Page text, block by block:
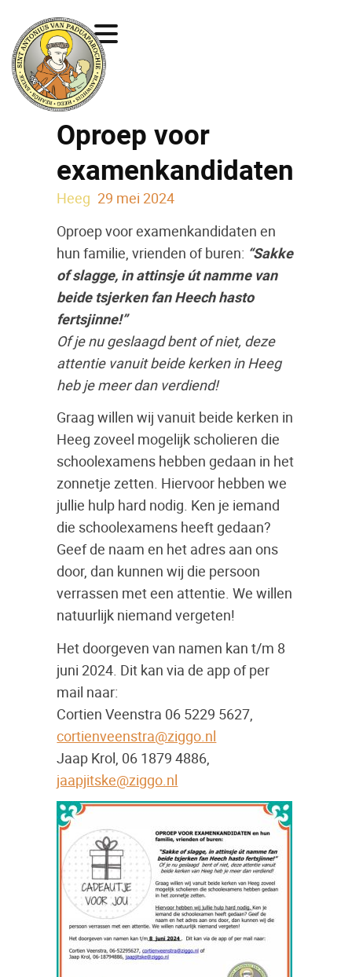
Oproep voor
examenkandidaten
Heeg 29 mei 2024
Oproep voor examenkandidaten en
hun familie, vrienden of buren: “Sakke
of slagge, in attinsje út namme van
beide tsjerken fan Heech hasto
fertsjinne!”
Of je nu geslaagd bent of niet, deze
attentie vanuit beide kerken in Heeg
heb je meer dan verdiend!
Graag willen wij vanuit beide kerken in
Heeg zoveel mogelijk scholieren die
schoolexamens hebben gedaan in het
zonnetje zetten. Hiervoor hebben we
jullie hulp hard nodig. Ken je iemand
die schoolexamens heeft gedaan?
Geef de naam en het adres aan ons
door, dan kunnen wij die persoon
verrassen met een attentie. We willen
natuurlijk niemand vergeten!
Het doorgeven van namen kan t/m 8
juni 2024. Dit kan via de app of per
mail naar:
Cortien Veenstra 06 5229 5627,
cortienveenstra@ziggo.nl
Jaap Krol, 06 1879 4886,
jaapjitske@ziggo.nl